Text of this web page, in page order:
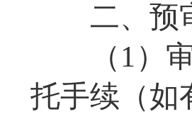
二、预
（1）
托手续（如